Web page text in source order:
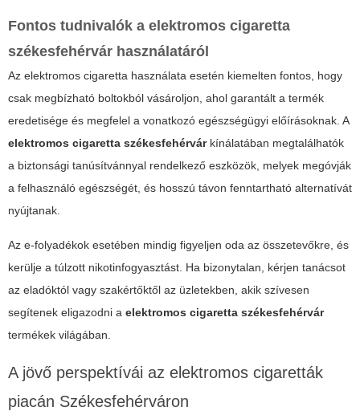
Fontos tudnivalók a elektromos cigaretta
székesfehérvár használatáról
Az elektromos cigaretta használata esetén kiemelten fontos, hogy
csak megbízható boltokból vásároljon, ahol garantált a termék
eredetisége és megfelel a vonatkozó egészségügyi előírásoknak. A
elektromos cigaretta székesfehérvárkínálatában megtalálhatók
a biztonsági tanúsítvánnyal rendelkező eszközök, melyek megóvják
a felhasználó egészségét, és hosszú távon fenntartható alternatívát
nyújtanak.
Az e-folyadékok esetében mindig figyeljen oda az összetevőkre, és
kerülje a túlzott nikotinfogyasztást. Ha bizonytalan, kérjen tanácsot
az eladóktól vagy szakértőktől az üzletekben, akik szívesen
segítenek eligazodni a elektromos cigaretta székesfehérvár
termékek világában.
A jövő perspektívái az elektromos cigaretták
piacán Székesfehérváron